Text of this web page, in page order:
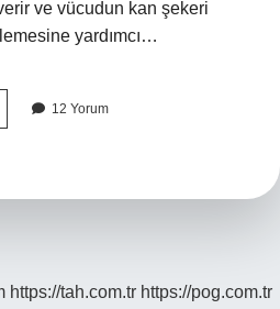
ve vücudun kan şekeri
yardımcı…
12 Yorum
https://tah.com.tr https://pog.com.tr